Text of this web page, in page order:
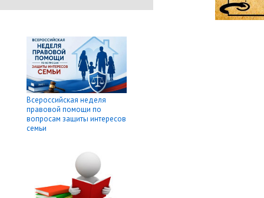
Всероссийская неделя
правовой помощи по
вопросам защиты интересов
семьи